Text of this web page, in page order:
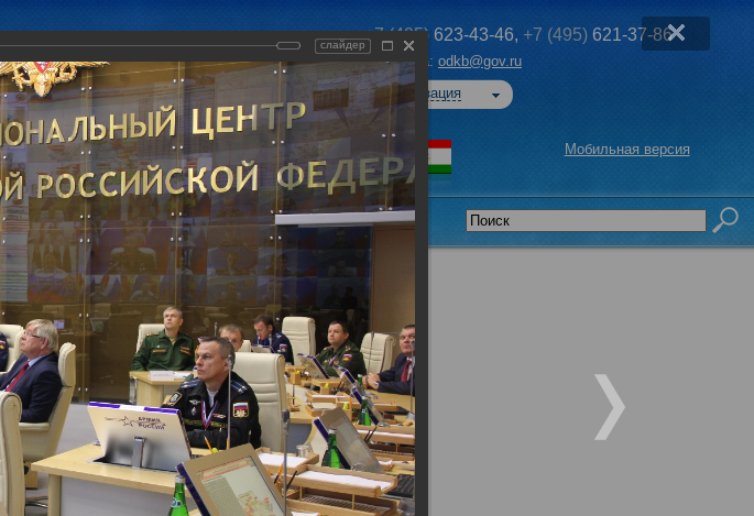
+7 (495) 623-43-46, +7 (495) 621-37-86
Эл. почта: odkb@gov.ru
Авторизация
Мобильная версия
Приоритеты председательства
Координационного совещания председателей
парламентов государств-членов ОДКБ при
слайдер